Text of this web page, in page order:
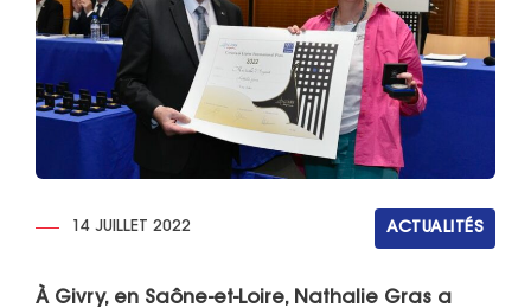
14 JUILLET 2022 ACTUALITÉS
À Givry, en Saône-et-Loire, Nathalie Gras a